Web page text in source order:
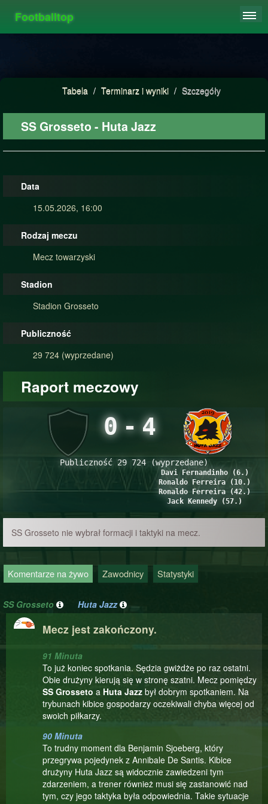
Footballtop
STATYSTYKI
Tabela / Terminarz i wyniki / Szczegóły
SS Grosseto - Huta Jazz
Data
15.05.2026, 16:00
Rodzaj meczu
Mecz towarzyski
Stadion
Stadion Grosseto
Publiczność
29 724 (wyprzedane)
Raport meczowy
0-4
Publiczność 29 724 (wyprzedane)
Davi Fernandinho (6.)
Ronaldo Ferreira (10.)
Ronaldo Ferreira (42.)
Jack Kennedy (57.)
SS Grosseto nie wybrał formacji i taktyki na mecz.
Komentarze na żywo Zawodnicy Statystyki
SS Grosseto Huta Jazz
Mecz jest zakończony.
91 Minuta
To już koniec spotkania. Sędzia gwiżdże po raz ostatni.
Obie drużyny kierują się w stronę szatni. Mecz pomiędzy
SS Grosseto a Huta Jazz był dobrym spotkaniem. Na
trybunach kibice gospodarzy oczekiwali chyba więcej od
swoich piłkarzy.
90 Minuta
To trudny moment dla Benjamin Sjoeberg, który
przegrywa pojedynek z Annibale De Santis. Kibice
drużyny Huta Jazz są widocznie zawiedzeni tym
zdarzeniem, a trener również musi się zastanowić nad
tym, czy jego taktyka była odpowiednia. Takie sytuacje